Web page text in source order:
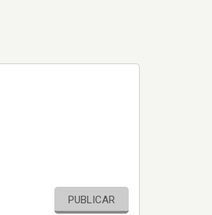
PUBLICAR